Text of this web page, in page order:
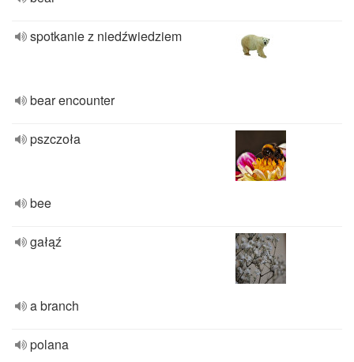
spotkanie z niedźwiedziem
bear encounter
pszczoła
bee
gałąź
a branch
polana